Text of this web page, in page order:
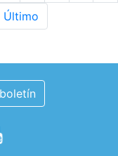
Último